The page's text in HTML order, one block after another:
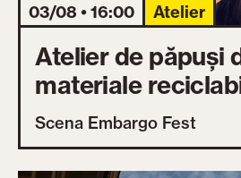
03/08 • 16:00 Atelier
Atelier de păpuși
materiale
Scena Embargo Fest